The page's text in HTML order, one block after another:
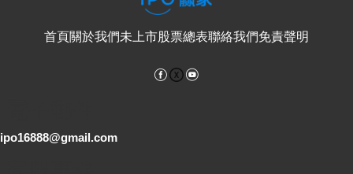
首頁關於我們未上市股票總表聯絡我們免責聲明
Facebook
ipo16888@gmail.com